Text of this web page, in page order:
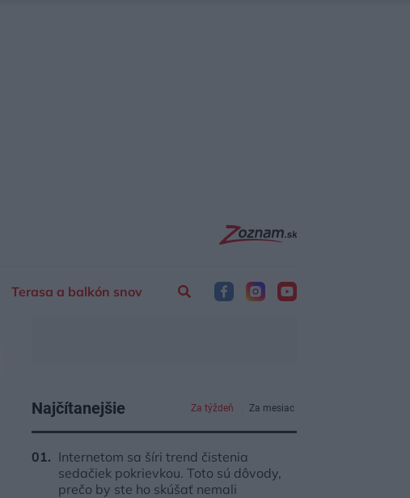
Terasa a balkón snov
Najčítanejšie Za týždeň Za mesiac
Internetom sa šíri trend čistenia
sedačiek pokrievkou. Toto sú dôvody,
prečo by ste ho skúšať nemali